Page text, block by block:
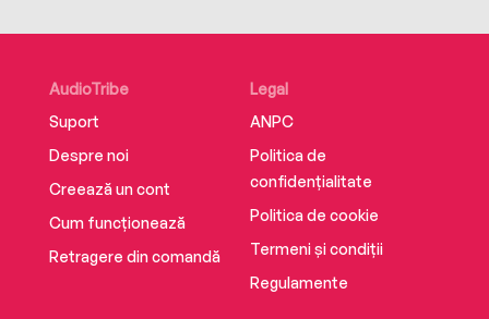
AudioTribe
Suport
Despre noi
Creează un cont
Cum funcționează
Retragere din comandă
Legal
ANPC
Politica de
confidențialitate
Politica de cookie
Termeni și condiții
Regulamente